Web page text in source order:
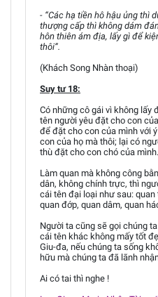
- “Các hạ tiền hô hậu ủng thì
thượng cấp thì không dám
hôn thiên ám địa, lấy gì để
thôi”.
(Khách Song Nhàn thoại)
Suy tư 18:
Có những cô gái vì không lấy
tên người yêu đặt cho con
để đặt cho con của mình với
con của họ mà thôi; lại có
thù đặt cho con chó của
Làm quan mà không công
dân, không chính trực, thì
cái tên đại loại như sau: quan
quan đớp, quan dâm, quan
Người ta cũng sẽ gọi chúng
cái tên khác không mấy tốt
Giu-đa, nếu chúng ta sống
hữu mà chúng ta đã lãnh
Ai có tai thì nghe !